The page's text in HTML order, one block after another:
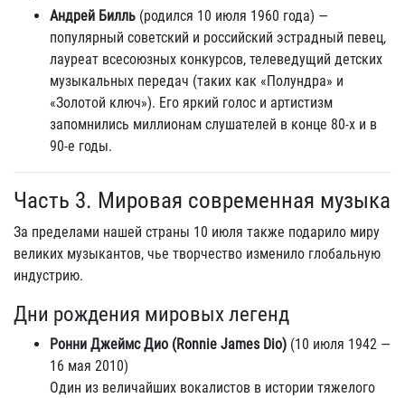
Андрей Билль (родился 10 июля 1960 года) —
популярный советский и российский эстрадный певец,
лауреат всесоюзных конкурсов, телеведущий детских
музыкальных передач (таких как «Полундра» и
«Золотой ключ»). Его яркий голос и артистизм
запомнились миллионам слушателей в конце 80-х и в
90-е годы.
Часть 3. Мировая современная музыка
За пределами нашей страны 10 июля также подарило миру
великих музыкантов, чье творчество изменило глобальную
индустрию.
Дни рождения мировых легенд
Ронни Джеймс Дио (Ronnie James Dio) (10 июля 1942 —
16 мая 2010)
Один из величайших вокалистов в истории тяжелого